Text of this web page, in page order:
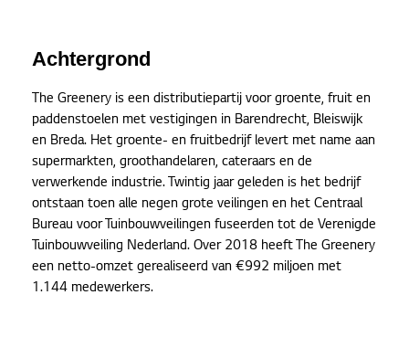
Achtergrond
The Greenery is een distributiepartij voor groente, fruit en
paddenstoelen met vestigingen in Barendrecht, Bleiswijk
en Breda. Het groente- en fruitbedrijf levert met name aan
supermarkten, groothandelaren, cateraars en de
verwerkende industrie. Twintig jaar geleden is het bedrijf
ontstaan toen alle negen grote veilingen en het Centraal
Bureau voor Tuinbouwveilingen fuseerden tot de Verenigde
Tuinbouwveiling Nederland. Over 2018 heeft The Greenery
een netto-omzet gerealiseerd van €992 miljoen met
1.144 medewerkers.